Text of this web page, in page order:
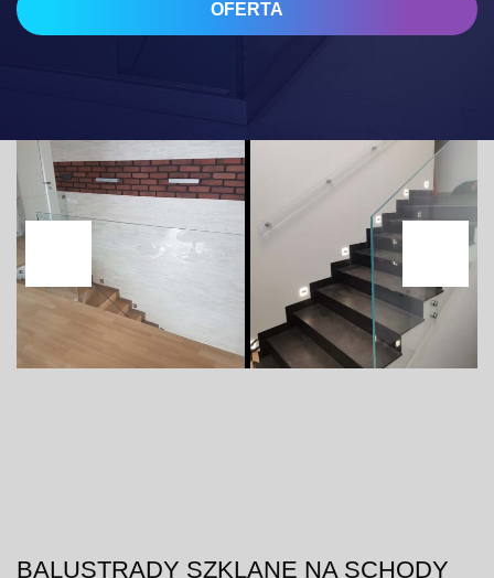
OFERTA
BALUSTRADY SZKLANE NA SCHODY